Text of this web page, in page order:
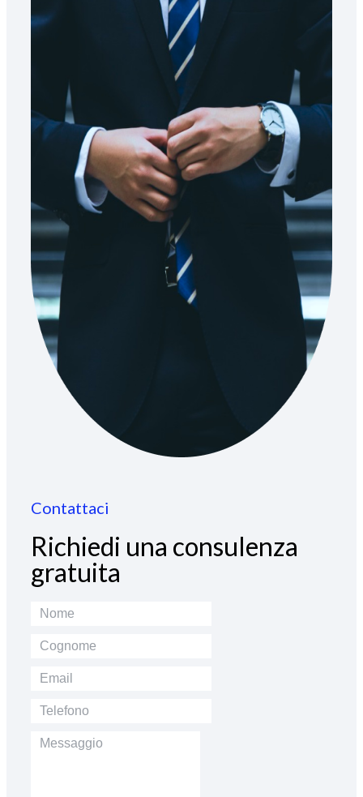
Contattaci
Richiedi una consulenza
gratuita